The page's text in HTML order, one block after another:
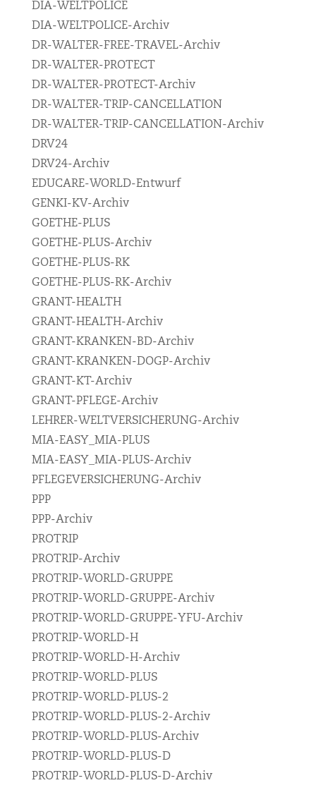
DIA-WELTPOLICE
DIA-WELTPOLICE-Archiv
DR-WALTER-FREE-TRAVEL-Archiv
DR-WALTER-PROTECT
DR-WALTER-PROTECT-Archiv
DR-WALTER-TRIP-CANCELLATION
DR-WALTER-TRIP-CANCELLATION-Archiv
DRV24
DRV24-Archiv
EDUCARE-WORLD-Entwurf
GENKI-KV-Archiv
GOETHE-PLUS
GOETHE-PLUS-Archiv
GOETHE-PLUS-RK
GOETHE-PLUS-RK-Archiv
GRANT-HEALTH
GRANT-HEALTH-Archiv
GRANT-KRANKEN-BD-Archiv
GRANT-KRANKEN-DOGP-Archiv
GRANT-KT-Archiv
GRANT-PFLEGE-Archiv
LEHRER-WELTVERSICHERUNG-Archiv
MIA-EASY_MIA-PLUS
MIA-EASY_MIA-PLUS-Archiv
PFLEGEVERSICHERUNG-Archiv
PPP
PPP-Archiv
PROTRIP
PROTRIP-Archiv
PROTRIP-WORLD-GRUPPE
PROTRIP-WORLD-GRUPPE-Archiv
PROTRIP-WORLD-GRUPPE-YFU-Archiv
PROTRIP-WORLD-H
PROTRIP-WORLD-H-Archiv
PROTRIP-WORLD-PLUS
PROTRIP-WORLD-PLUS-2
PROTRIP-WORLD-PLUS-2-Archiv
PROTRIP-WORLD-PLUS-Archiv
PROTRIP-WORLD-PLUS-D
PROTRIP-WORLD-PLUS-D-Archiv